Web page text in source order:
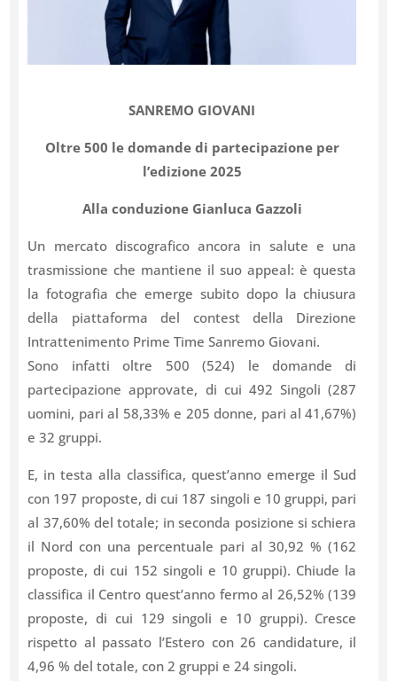
SANREMO GIOVANI
Oltre 500 le domande di partecipazione per
l’edizione 2025
Alla conduzione Gianluca Gazzoli
Un mercato discografico ancora in salute e una
trasmissione che mantiene il suo appeal: è questa
la fotografia che emerge subito dopo la chiusura
della piattaforma del contest della Direzione
Intrattenimento Prime Time Sanremo Giovani.
Sono infatti oltre 500 (524) le domande di
partecipazione approvate, di cui 492 Singoli (287
uomini, pari al 58,33% e 205 donne, pari al 41,67%)
e 32 gruppi.
E, in testa alla classifica, quest’anno emerge il Sud
con 197 proposte, di cui 187 singoli e 10 gruppi, pari
al 37,60% del totale; in seconda posizione si schiera
il Nord con una percentuale pari al 30,92 % (162
proposte, di cui 152 singoli e 10 gruppi). Chiude la
classifica il Centro quest’anno fermo al 26,52% (139
proposte, di cui 129 singoli e 10 gruppi). Cresce
rispetto al passato l’Estero con 26 candidature, il
4,96 % del totale, con 2 gruppi e 24 singoli.